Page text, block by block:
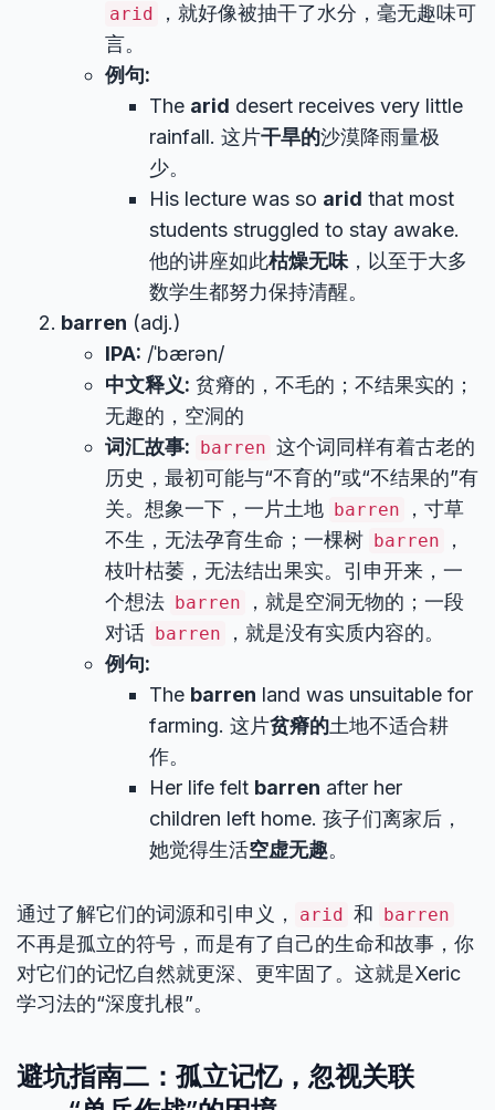
arid
，就好像被抽干了水分，毫无趣味可
言。
例句:
The arid desert receives very little
rainfall. 这片干旱的沙漠降雨量极
少。
His lecture was so arid that most
students struggled to stay awake.
他的讲座如此枯燥无味 ，以至于大多
数学生都努力保持清醒。
barren (adj.)
IPA: /ˈbærən/
中文释义: 贫瘠的，不毛的；不结果实的；
无趣的，空洞的
词汇故事: barren 这个词同样有着古老的
历史，最初可能与“不育的”或“不结果的”有
关。想象一下，一片土地 barren
，寸草
不生，无法孕育生命；一棵树 barren
，
枝叶枯萎，无法结出果实。引申开来，一
个想法 barren
，就是空洞无物的；一段
对话 barren
，就是没有实质内容的。
例句:
The barren land was unsuitable for
farming. 这片贫瘠的土地不适合耕
作。
Her life felt barren after her
children left home. 孩子们离家后，
她觉得生活空虚无趣。
通过了解它们的词源和引申义， arid 和 barren
不再是孤立的符号，而是有了自己的生命和故事，你
对它们的记忆自然就更深、更牢固了。这就是Xeric
学习法的“深度扎根”。
避坑指南二：孤立记忆，忽视关联